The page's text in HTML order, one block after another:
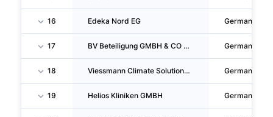
16 Edeka Nord EG Germany
17 BV Beteiligung GMBH & CO KG Germany
18 Viessmann Climate Solutions GMBH & CO. KG. Germany
19 Helios Kliniken GMBH Germany